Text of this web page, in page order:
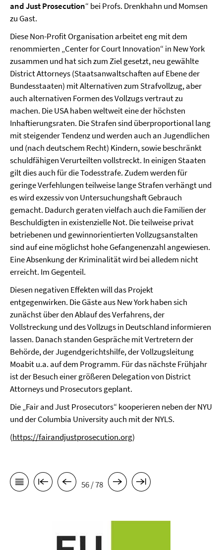
and Just Prosecution“ bei Profs. Drenkhahn und Momsen
zu Gast.
Diese Non-Profit Organisation arbeitet eng mit dem
renommierten „Center for Court Innovation“ in New York
zusammen und hat sich zum Ziel gesetzt, neu gewählte
District Attorneys (Staatsanwaltschaften auf Ebene der
Bundesstaaten) mit Alternativen zum Strafvollzug, aber
auch alternativen Formen des Vollzugs vertraut zu
machen. Die USA haben weltweit eine der höchsten
Inhaftierungsraten. Die Strafen sind überproportional lang
mit steigender Tendenz und werden auch an Jugendlichen
und (nach deutschem Recht) Kindern, sowie beschränkt
schuldfähigen Verurteilten vollstreckt. In einigen Staaten
gilt dies auch für die Todesstrafe. Zudem werden für
geringe Verfehlungen teilweise lange Strafen verhängt und
es wird exzessiv von Untersuchungshaft Gebrauch
gemacht. Dadurch geraten vielfach auch die Familien der
Beschuldigten in existenzielle Not. Die teilweise privat
betriebenen und gewinnorientierten Vollzugsanstalten
sind auf eine möglichst hohe Gefangenenzahl angewiesen.
Eine Absenkung der Kriminalität wird bei alledem nicht
erreicht. Im Gegenteil.
Diesen negativen Effekten will das Projekt
entgegenwirken. Die Gäste aus New York haben sich
zunächst über den Ablauf des Verfahrens, der
Vollstreckung und des Vollzugs in Deutschland informieren
lassen. Danach standen Gespräche mit Vertretern der
Behörde, der Jugendgerichtshilfe, der Vollzugsleitung
Moabit u.a. auf dem Programm. Für das nächste Frühjahr
ist der Besuch einer größeren Delegation von District
Attorneys und Prosecutors geplant.
Die „Fair and Just Prosecutors“ kooperieren neben der NYU
und der Columbia University auch mit der NYLS.
(https://fairandjustprosecution.org)
56 / 78